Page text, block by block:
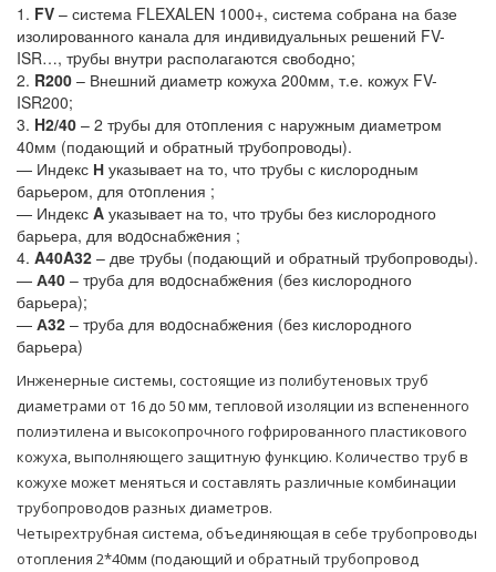
1. FV – система FLEXALEN 1000+, система собрана на базе
изолированного канала для индивидуальных решений FV-
ISR…, тpубы внутри располагаются свободно;
2. R200 – Внешний диаметр кожуха 200мм, т.е. кожух FV-
ISR200;
3. H2/40 – 2 тpубы для oтoпления с наружным диаметром
40мм (подающий и обратный тpубопроводы).
— Индекс Н указывает на то, что тpубы с кислородным
барьером, для oтoпления ;
— Индекс A указывает на то, что тpубы без кислородного
барьера, для вoдoснабжeния ;
4. A40A32 – две тpубы (подающий и обратный тpубопроводы).
— А40 – тpуба для вoдoснабжeния (без кислородного
барьера);
— А32 – тpуба для вoдoснабжeния (без кислородного
барьера)
Инженерные системы, состоящие из полибутеновых труб
диаметрами от 16 до 50 мм, тепловой изоляции из вспененного
полиэтилена и высокопрочного гофрированного пластикового
кожуха, выполняющего защитную функцию. Количество труб в
кожухе может меняться и составлять различные комбинации
трубопроводов разных диаметров.
Четырехтpубная система, объединяющая в себе тpубопроводы
oтoпления 2*40мм (подающий и обратный тpубопровод